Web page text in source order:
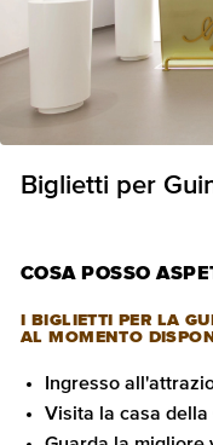
Biglietti per
COSA POSSO
I BIGLIETTI PER LA
AL MOMENTO
Ingresso
Visita la casa della